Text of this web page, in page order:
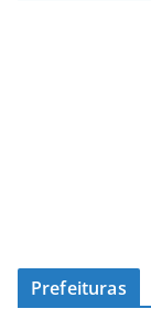
Prefeituras